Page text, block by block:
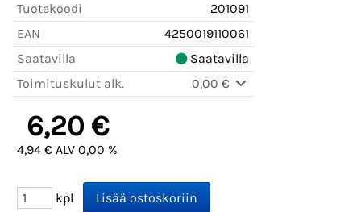
Tuotekoodi
201091
EAN
4250019110061
Saatavilla
Saatavilla
Toimituskulut alk.
0,00 €
6,20 €
4,94 € ALV 0,00 %
kpl